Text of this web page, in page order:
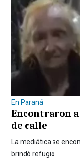
En Paraná
Encontraron
de calle
La mediática se
brindó refugio